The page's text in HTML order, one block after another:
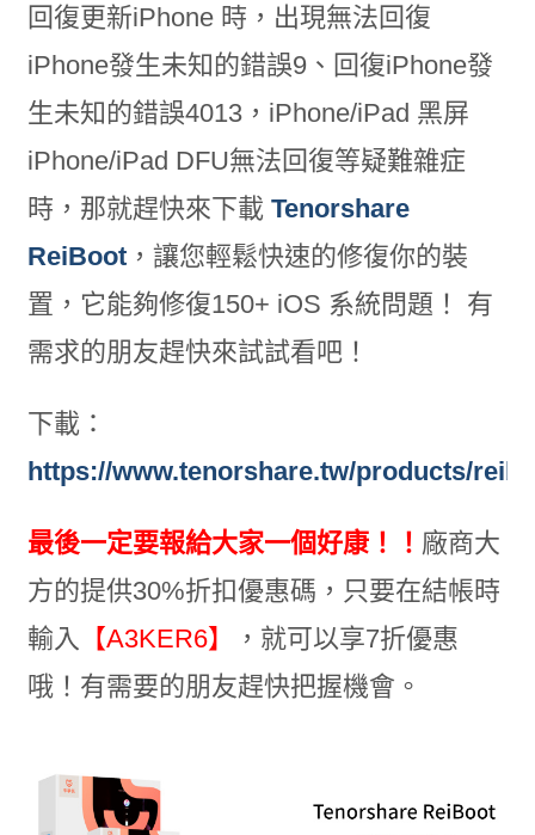
回復更新iPhone 時，出現無法回復
iPhone發生未知的錯誤9、回復iPhone發
生未知的錯誤4013，iPhone/iPad 黑屏
iPhone/iPad DFU無法回復等疑難雜症
時，那就趕快來下載 Tenorshare
ReiBoot，讓您輕鬆快速的修復你的裝
置，它能夠修復150+ iOS 系統問題！ 有
需求的朋友趕快來試試看吧！
下載：
https://www.tenorshare.tw/products/
最後一定要報給大家一個好康！！ 廠商大
方的提供30%折扣優惠碼，只要在結帳時
輸入
【A3KER6】
，就可以享7折優惠
哦！有需要的朋友趕快把握機會。